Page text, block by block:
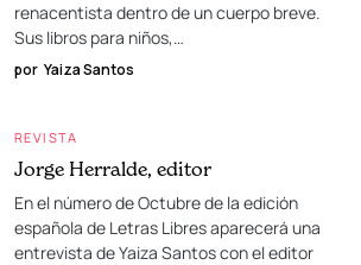
renacentista dentro de un cuerpo breve.
Sus libros para niños,…
por Yaiza Santos
REVISTA
Jorge Herralde, editor
En el número de Octubre de la edición
española de Letras Libres aparecerá una
entrevista de Yaiza Santos con el editor